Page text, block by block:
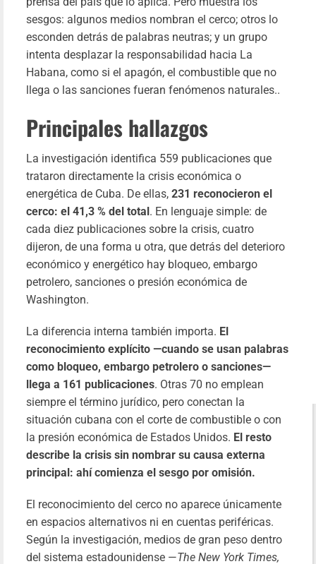
sesgos: algunos medios nombran el cerco; otros lo
esconden detrás de palabras neutras; y un grupo
intenta desplazar la responsabilidad hacia La
Habana, como si el apagón, el combustible que no
llega o las sanciones fueran fenómenos naturales..
Principales hallazgos
La investigación identifica 559 publicaciones que
trataron directamente la crisis económica o
energética de Cuba. De ellas, 231 reconocieron el
cerco: el 41,3 % del total . En lenguaje simple: de
cada diez publicaciones sobre la crisis, cuatro
dijeron, de una forma u otra, que detrás del deterioro
económico y energético hay bloqueo, embargo
petrolero, sanciones o presión económica de
Washington.
La diferencia interna también importa. El
reconocimiento explícito —cuando se usan palabras
como bloqueo, embargo petrolero o sanciones—
llega a 161 publicaciones. Otras 70 no emplean
siempre el término jurídico, pero conectan la
situación cubana con el corte de combustible o con
la presión económica de Estados Unidos. El resto
describe la crisis sin nombrar su causa externa
principal: ahí comienza el sesgo por omisión.
El reconocimiento del cerco no aparece únicamente
en espacios alternativos ni en cuentas periféricas.
Según la investigación, medios de gran peso dentro
del sistema estadounidense —The New York Times,